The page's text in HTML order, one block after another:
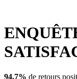
94.7% de retours